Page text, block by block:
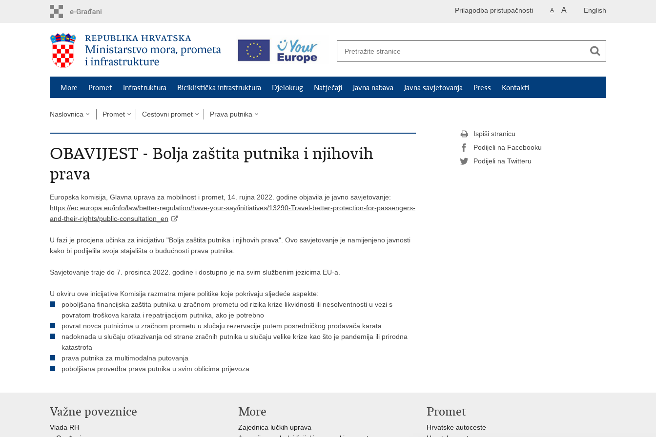
English
A A
Prilagodba pristupačnosti
More Promet Infrastruktura Biciklistička infrastruktura Djelokrug Natječaji Javna nabava Javna savjetovanja Press Kontakti
Naslovnica Promet Cestovni promet Prava putnika
OBAVIJEST - Bolja zaštita putnika i njihovih
prava
Europska komisija, Glavna uprava za mobilnost i promet, 14. rujna 2022. godine objavila je javno savjetovanje:
https://ec.europa.eu/info/law/better-regulation/have-your-say/initiatives/13290-Travel-better-protection-for-passengers-
and-their-rights/public-consultation_en
U fazi je procjena učinka za inicijativu "Bolja zaštita putnika i njihovih prava". Ovo savjetovanje je namijenjeno javnosti
kako bi podijelila svoja stajališta o budućnosti prava putnika.
Savjetovanje traje do 7. prosinca 2022. godine i dostupno je na svim službenim jezicima EU-a.
U okviru ove inicijative Komisija razmatra mjere politike koje pokrivaju sljedeće aspekte:
poboljšana financijska zaštita putnika u zračnom prometu od rizika krize likvidnosti ili nesolventnosti u vezi s
povratom troškova karata i repatrijacijom putnika, ako je potrebno
povrat novca putnicima u zračnom prometu u slučaju rezervacije putem posredničkog prodavača karata
nadoknada u slučaju otkazivanja od strane zračnih putnika u slučaju velike krize kao što je pandemija ili prirodna
katastrofa
prava putnika za multimodalna putovanja
poboljšana provedba prava putnika u svim oblicima prijevoza
Ispiši stranicu
Podijeli na Facebooku
Podijeli na Twitteru
Važne poveznice
Vlada RH
More
Zajednica lučkih uprava
Promet
Hrvatske autoceste